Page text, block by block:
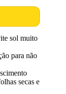
sol muito
para não
secas e